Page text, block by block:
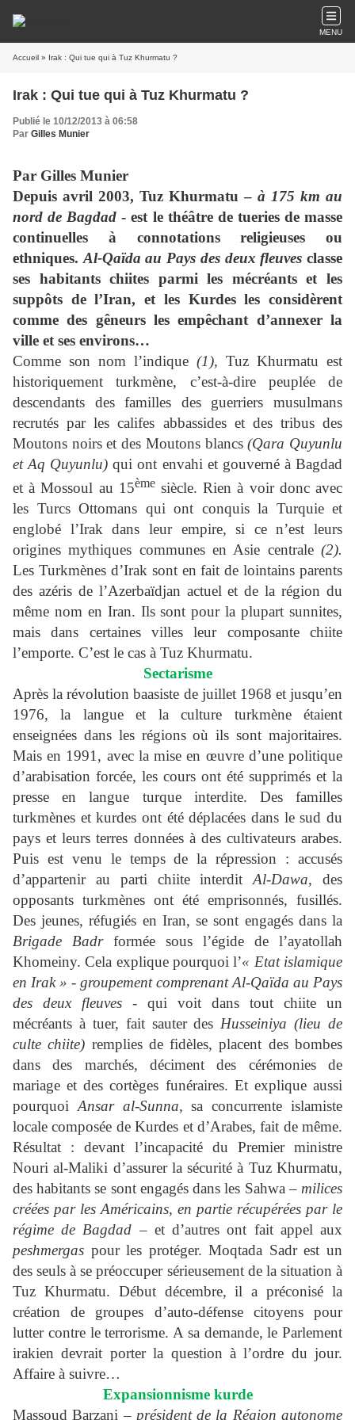
MENU
Accueil » Irak : Qui tue qui à Tuz Khurmatu ?
Irak : Qui tue qui à Tuz Khurmatu ?
Publié le 10/12/2013 à 06:58
Par Gilles Munier
Par Gilles Munier
Depuis avril 2003, Tuz Khurmatu – à 175 km au
nord de Bagdad - est le théâtre de tueries de masse
continuelles à connotations religieuses ou
ethniques. Al-Qaïda au Pays des deux fleuves classe
ses habitants chiites parmi les mécréants et les
suppôts de l’Iran, et les Kurdes les considèrent
comme des gêneurs les empêchant d’annexer la
ville et ses environs…
Comme son nom l’indique (1), Tuz Khurmatu est
historiquement turkmène, c’est-à-dire peuplée de
descendants des familles des guerriers musulmans
recrutés par les califes abbassides et des tribus des
Moutons noirs et des Moutons blancs(Qara Quyunlu
et Aq Quyunlu) qui ont envahi et gouverné à Bagdad
et à Mossoul au 15èmesiècle. Rien à voir donc avec
les Turcs Ottomans qui ont conquis la Turquie et
englobé l’Irak dans leur empire, si ce n’est leurs
origines mythiques communes en Asie centrale (2).
Les Turkmènes d’Irak sont en fait de lointains parents
des azéris de l’Azerbaïdjan actuel et de la région du
même nom en Iran. Ils sont pour la plupart sunnites,
mais dans certaines villes leur composante chiite
l’emporte. C’est le cas à Tuz Khurmatu.
Sectarisme
Après la révolution baasiste de juillet 1968 et jusqu’en
1976, la langue et la culture turkmène étaient
enseignées dans les régions où ils sont majoritaires.
Mais en 1991, avec la mise en œuvre d’une politique
d’arabisation forcée, les cours ont été supprimés et la
presse en langue turque interdite. Des familles
turkmènes et kurdes ont été déplacées dans le sud du
pays et leurs terres données à des cultivateurs arabes.
Puis est venu le temps de la répression : accusés
d’appartenir au parti chiite interditAl-Dawa, des
opposants turkmènes ont été emprisonnés, fusillés.
Des jeunes, réfugiés en Iran, se sont engagés dans la
Brigade Badrformée sous l’égide de l’ayatollah
Khomeiny. Cela explique pourquoi l’« Etat islamique
en Irak » - groupement comprenant Al-Qaïda au Pays
des deux fleuves - qui voit dans tout chiite un
mécréants à tuer, fait sauter desHusseiniya (lieu de
culte chiite) remplies de fidèles, placent des bombes
dans des marchés, déciment des cérémonies de
mariage et des cortèges funéraires. Et explique aussi
pourquoiAnsar al-Sunna, sa concurrente islamiste
locale composée de Kurdes et d’Arabes, fait de même.
Résultat : devant l’incapacité du Premier ministre
Nouri al-Maliki d’assurer la sécurité à Tuz Khurmatu,
des habitants se sont engagés dans les Sahwa – milices
créées par les Américains, en partie récupérées par le
régime de Bagdad – et d’autres ont fait appel aux
peshmergas pour les protéger. Moqtada Sadr est un
des seuls à se préoccuper sérieusement de la situation à
Tuz Khurmatu. Début décembre, il a préconisé la
création de groupes d’auto-défense citoyens pour
lutter contre le terrorisme. A sa demande, le Parlement
irakien devrait porter la question à l’ordre du jour.
Affaire à suivre…
Expansionnisme kurde
Massoud Barzani – président de la Région autonome